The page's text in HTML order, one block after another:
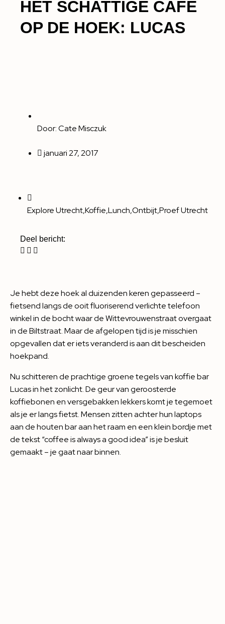
HET SCHATTIGE CAFE
OP DE HOEK: LUCAS
Door:Cate Misczuk
januari 27, 2017
Explore Utrecht,Koffie,Lunch,Ontbijt,Proef Utrecht
Deel bericht:
Je hebt deze hoek al duizenden keren gepasseerd –
fietsend langs de ooit fluoriserend verlichte telefoon
winkel in de bocht waar de Wittevrouwenstraat overgaat
in de Biltstraat. Maar de afgelopen tijd is je misschien
opgevallen dat er iets veranderd is aan dit bescheiden
hoekpand.
Nu schitteren de prachtige groene tegels van koffie bar
Lucas in het zonlicht. De geur van geroosterde
koffiebonen en versgebakken lekkers komt je tegemoet
als je er langs fietst. Mensen zitten achter hun laptops
aan de houten bar aan het raam en een klein bordje met
de tekst “coffee is always a good idea” is je besluit
gemaakt – je gaat naar binnen.